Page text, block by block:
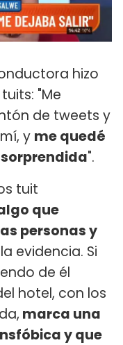
hizo
"Me
de tweets y
y me quedé
".
tuit
que
personas y
evidencia. Si
de él
hotel, con los
marca una
y que